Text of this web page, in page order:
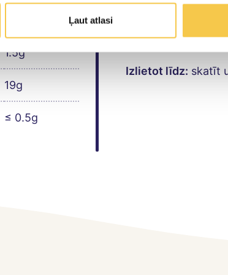
Ļaut atlasi
15.4g
1.5g
1.5g
19g
≤ 0.5g
Produkta
servēšanas veidu.
Izlietot līdz: skatīt